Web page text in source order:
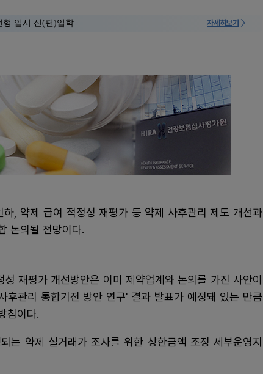
형 입시 신(편)입학 자세히보기
, 약제 급여 적정성 재평가 등 약제 사후관리 제도 개선과
논의될 전망이다.
재평가 개선방안은 이미 제약업계와 논의를 가진 사안이
후관리 통합기전 방안 연구' 결과 발표가 예정돼 있는 만큼
침이다.
는 약제 실거래가 조사를 위한 상한금액 조정 세부운영지